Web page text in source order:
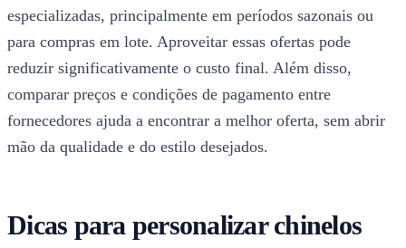
especializadas, principalmente em períodos sazonais ou
para compras em lote. Aproveitar essas ofertas pode
reduzir significativamente o custo final. Além disso,
comparar preços e condições de pagamento entre
fornecedores ajuda a encontrar a melhor oferta, sem abrir
mão da qualidade e do estilo desejados.
Dicas para personalizar chinelos